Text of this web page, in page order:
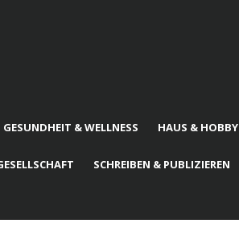
GESUNDHEIT & WELLNESS HAUS & HOBBY
SCHREIBEN & PUBLIZIEREN